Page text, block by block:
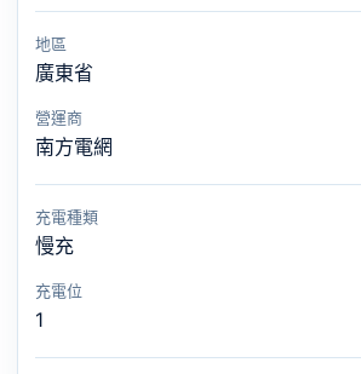
地區
廣東省
營運商
南方電網
充電種類
慢充
充電位
1